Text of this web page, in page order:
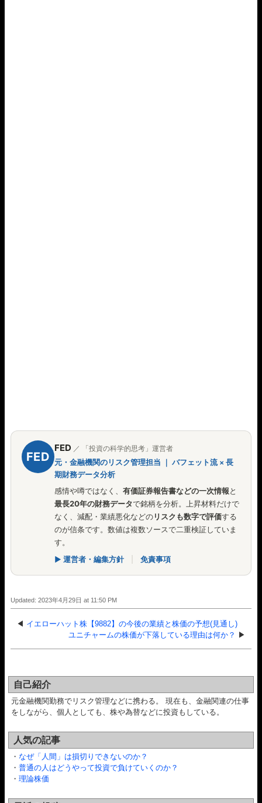
FED
FED ／ 「投資の科学的思考」運営者
元・金融機関のリスク管理担当 ｜ バフェット流 × 長
期財務データ分析
感情や噂ではなく、 有価証券報告書などの一次情報と
最長20年の財務データで銘柄を分析。上昇材料だけで
なく、減配・業績悪化などのリスクも数字で評価する
のが信条です。数値は複数ソースで二重検証していま
す。
▶ 運営者・編集方針 免責事項
Updated: 2023年4月29日 at 11:50 PM
◀ イエローハット株【9882】の今後の業績と株価の予想(見通し)
ユニチャームの株価が下落している理由は何か？ ▶
自己紹介
元金融機関勤務でリスク管理などに携わる。 現在も、金融関連の仕事
をしながら、個人としても、株や為替などに投資もしている。
人気の記事
・ なぜ「人間」は損切りできないのか？
・ 普通の人はどうやって投資で負けていくのか？
・ 理論株価